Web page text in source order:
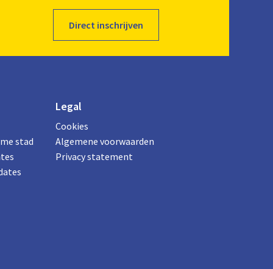
Direct inschrijven
stad
Legal
Cookies
Algemene voorwaarden
Privacy statement